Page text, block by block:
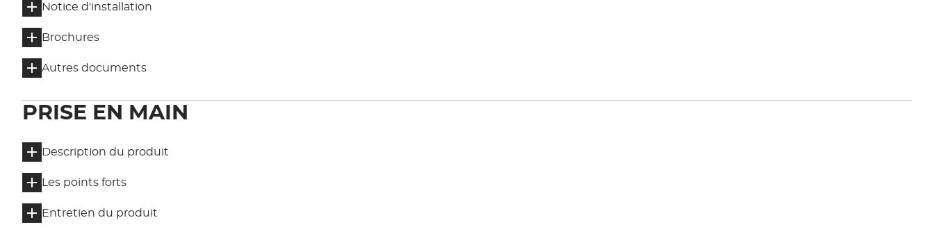
Notice d'installation
Brochures
Autres documents
PRISE EN MAIN
Description du produit
Les points forts
Entretien du produit